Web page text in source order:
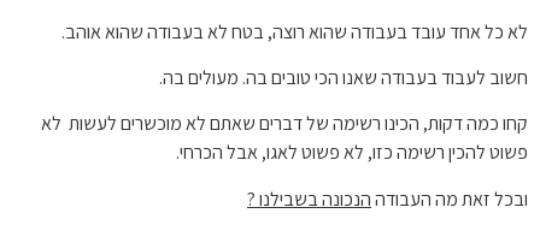
לא כל אחד עובד בעבודה שהוא רוצה, בטח לא בעבודה שהוא אוהב.
חשוב לעבוד בעבודה שאנו הכי טובים בה. מעולים בה.
קחו כמה דקות, הכינו רשימה של דברים שאתם לא מוכשרים לעשות לא
פשוט להכין רשימה כזו, לא פשוט לאגו, אבל הכרחי.
ובכל זאת מה העבודההנכונה בשבילנו ?